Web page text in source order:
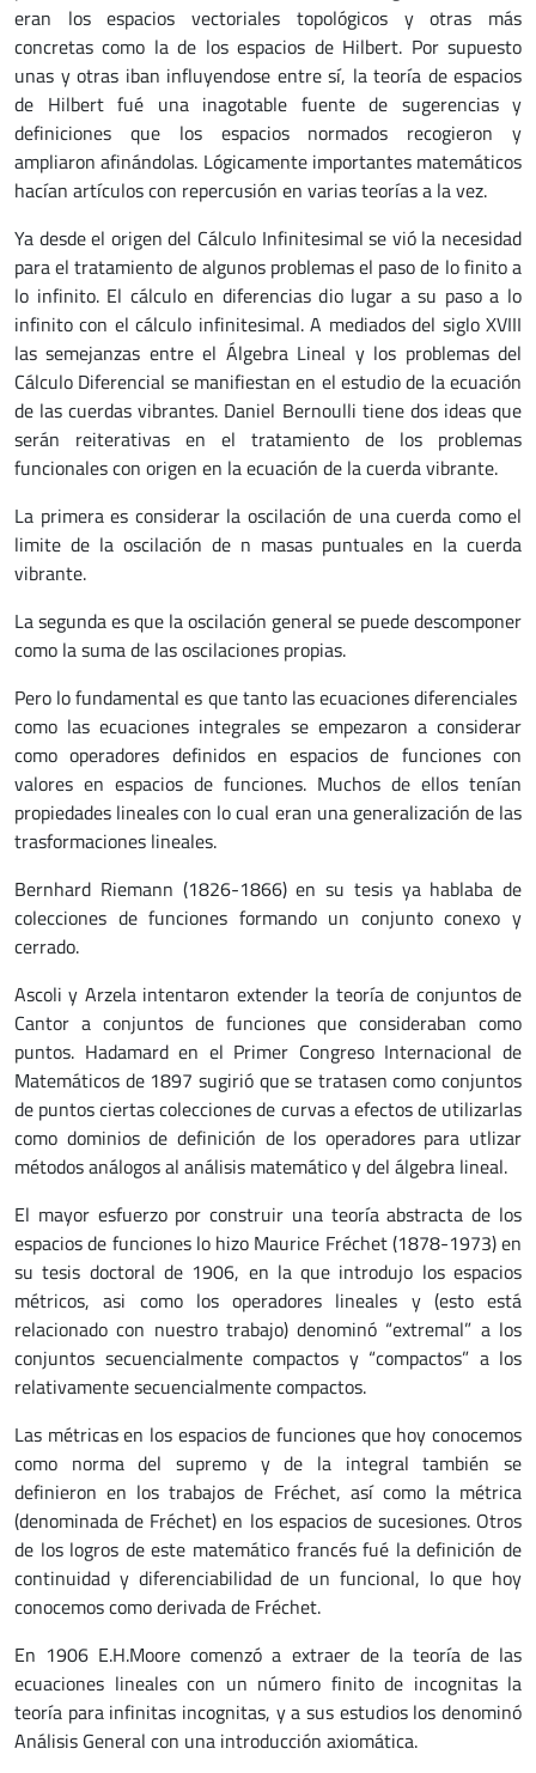
eran los espacios vectoriales topológicos y otras más
concretas como la de los espacios de Hilbert. Por supuesto
unas y otras iban influyendose entre sí, la teoría de espacios
de Hilbert fué una inagotable fuente de sugerencias y
definiciones que los espacios normados recogieron y
ampliaron afinándolas. Lógicamente importantes matemáticos
hacían artículos con repercusión en varias teorías a la vez.
Ya desde el origen del Cálculo Infinitesimal se vió la necesidad
para el tratamiento de algunos problemas el paso de lo finito a
lo infinito. El cálculo en diferencias dio lugar a su paso a lo
infinito con el cálculo infinitesimal. A mediados del siglo XVIII
las semejanzas entre el Álgebra Lineal y los problemas del
Cálculo Diferencial se manifiestan en el estudio de la ecuación
de las cuerdas vibrantes. Daniel Bernoulli tiene dos ideas que
serán reiterativas en el tratamiento de los problemas
funcionales con origen en la ecuación de la cuerda vibrante.
La primera es considerar la oscilación de una cuerda como el
limite de la oscilación de n masas puntuales en la cuerda
vibrante.
La segunda es que la oscilación general se puede descomponer
como la suma de las oscilaciones propias.
Pero lo fundamental es que tanto las ecuaciones diferenciales
como las ecuaciones integrales se empezaron a considerar
como operadores definidos en espacios de funciones con
valores en espacios de funciones. Muchos de ellos tenían
propiedades lineales con lo cual eran una generalización de las
trasformaciones lineales.
Bernhard Riemann (1826-1866) en su tesis ya hablaba de
colecciones de funciones formando un conjunto conexo y
cerrado.
Ascoli y Arzela intentaron extender la teoría de conjuntos de
Cantor a conjuntos de funciones que consideraban como
puntos. Hadamard en el Primer Congreso Internacional de
Matemáticos de 1897 sugirió que se tratasen como conjuntos
de puntos ciertas colecciones de curvas a efectos de utilizarlas
como dominios de definición de los operadores para utlizar
métodos análogos al análisis matemático y del álgebra lineal.
El mayor esfuerzo por construir una teoría abstracta de los
espacios de funciones lo hizo Maurice Fréchet (1878-1973) en
su tesis doctoral de 1906, en la que introdujo los espacios
métricos, asi como los operadores lineales y (esto está
relacionado con nuestro trabajo) denominó “extremal” a los
conjuntos secuencialmente compactos y “compactos” a los
relativamente secuencialmente compactos.
Las métricas en los espacios de funciones que hoy conocemos
como norma del supremo y de la integral también se
definieron en los trabajos de Fréchet, así como la métrica
(denominada de Fréchet) en los espacios de sucesiones. Otros
de los logros de este matemático francés fué la definición de
continuidad y diferenciabilidad de un funcional, lo que hoy
conocemos como derivada de Fréchet.
En 1906 E.H.Moore comenzó a extraer de la teoría de las
ecuaciones lineales con un número finito de incognitas la
teoría para infinitas incognitas, y a sus estudios los denominó
Análisis General con una introducción axiomática.